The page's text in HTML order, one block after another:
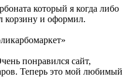
который я когда либо
корзину и оформил.
понравился сайт,
Теперь это мой любимый